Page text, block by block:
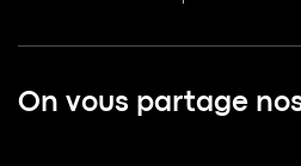
On vous partage